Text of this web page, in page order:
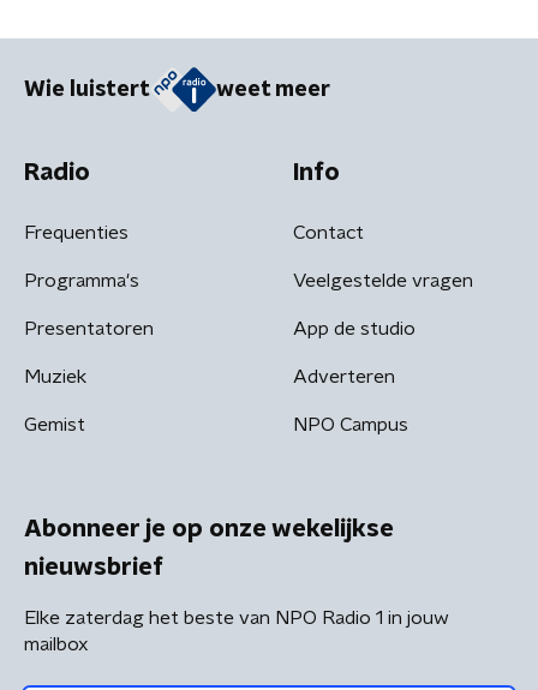
Wie luistert weet meer
Radio
Frequenties
Programma's
Presentatoren
Muziek
Gemist
Info
Contact
Veelgestelde vragen
App de studio
Adverteren
NPO Campus
Abonneer je op onze wekelijkse
nieuwsbrief
Elke zaterdag het beste van NPO Radio 1 in jouw
mailbox